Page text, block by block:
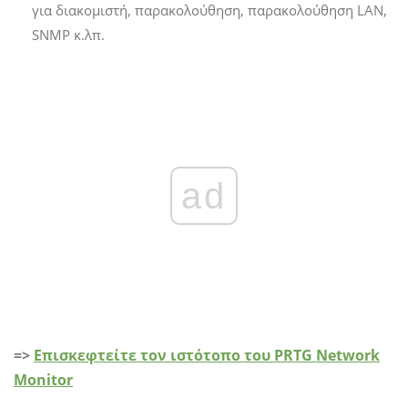
για διακομιστή, παρακολούθηση, παρακολούθηση LAN,
SNMP κ.λπ.
ad
=> Επισκεφτείτε τον ιστότοπο του PRTG Network
Monitor